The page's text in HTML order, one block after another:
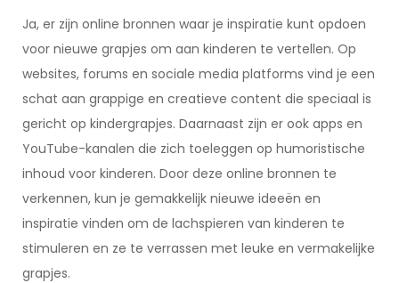
Ja, er zijn online bronnen waar je inspiratie kunt opdoen
voor nieuwe grapjes om aan kinderen te vertellen. Op
websites, forums en sociale media platforms vind je een
schat aan grappige en creatieve content die speciaal is
gericht op kindergrapjes. Daarnaast zijn er ook apps en
YouTube-kanalen die zich toeleggen op humoristische
inhoud voor kinderen. Door deze online bronnen te
verkennen, kun je gemakkelijk nieuwe ideeën en
inspiratie vinden om de lachspieren van kinderen te
stimuleren en ze te verrassen met leuke en vermakelijke
grapjes.